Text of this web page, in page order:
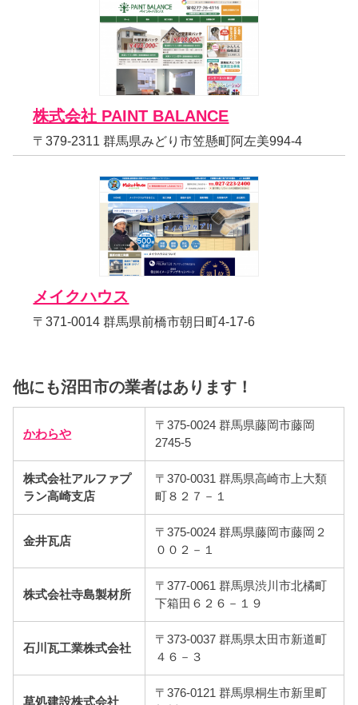
株式会社 PAINT BALANCE
〒379-2311 群馬県みどり市笠懸町阿左美994-4
メイクハウス
〒371-0014 群馬県前橋市朝日町4-17-6
他にも沼田市の業者はあります！
かわらや
〒375-0024 群馬県藤岡市藤岡
2745-5
株式会社アルファプ
ラン高崎支店
〒370-0031 群馬県高崎市上大類
町８２７－１
金井瓦店
〒375-0024 群馬県藤岡市藤岡２
００２－１
株式会社寺島製材所
〒377-0061 群馬県渋川市北橘町
下箱田６２６－１９
石川瓦工業株式会社
〒373-0037 群馬県太田市新道町
４６－３
草処建設株式会社
〒376-0121 群馬県桐生市新里町